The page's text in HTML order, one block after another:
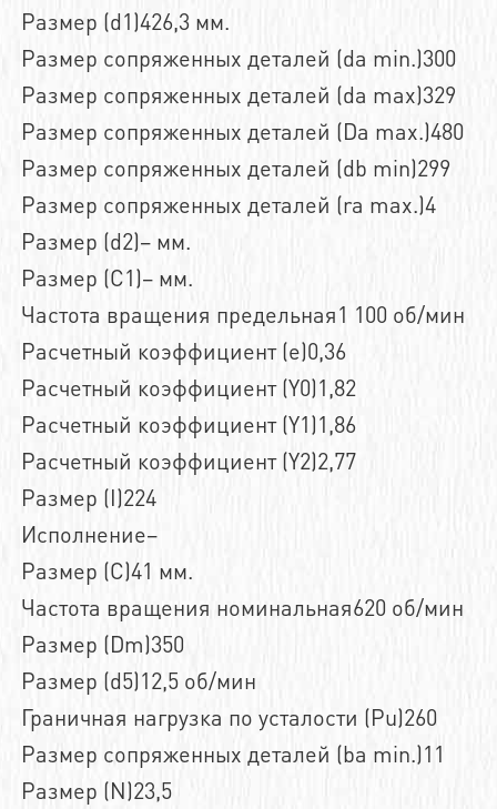
Размер (d1)426,3 мм.
Размер сопряженных деталей (da min.)300
Размер сопряженных деталей (da max)329
Размер сопряженных деталей (Da max.)480
Размер сопряженных деталей (db min)299
Размер сопряженных деталей (ra max.)4
Размер (d2)– мм.
Размер (C1)– мм.
Частота вращения предельная1 100 об/мин
Расчетный коэффициент (e)0,36
Расчетный коэффициент (Y0)1,82
Расчетный коэффициент (Y1)1,86
Расчетный коэффициент (Y2)2,77
Размер (I)224
Исполнение–
Размер (C)41 мм.
Частота вращения номинальная620 об/мин
Размер (Dm)350
Размер (d5)12,5 об/мин
Граничная нагрузка по усталости (Pu)260
Размер сопряженных деталей (ba min.)11
Размер (N)23,5